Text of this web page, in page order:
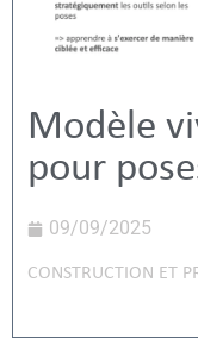
Modèle
pour
09/09/2025
CONSTRUCTION ET